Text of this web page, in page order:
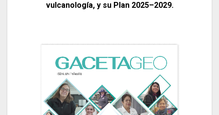
vulcanología, y su Plan 2025–2029.